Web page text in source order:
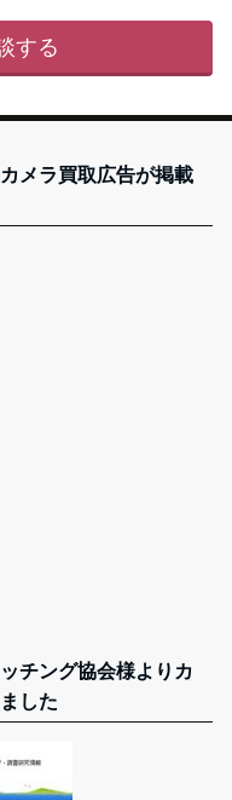
する
メラ買取広告が掲載
チング協会様よりカ
した